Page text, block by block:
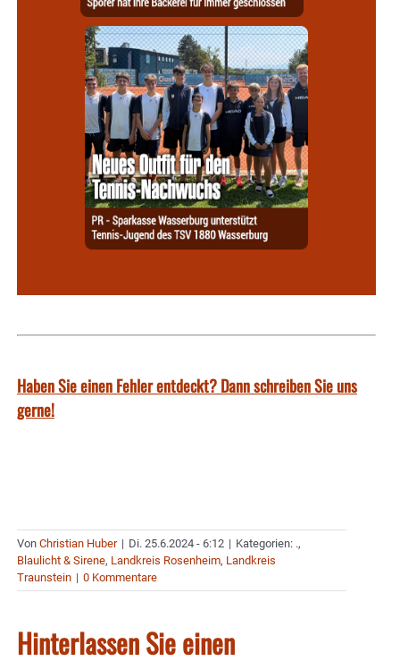
Haben Sie einen Fehler entdeckt? Dann schreiben Sie uns
gerne!
Von Christian Huber | Di. 25.6.2024 - 6:12 | Kategorien: .,
Blaulicht & Sirene, Landkreis Rosenheim, Landkreis
Traunstein | 0 Kommentare
Hinterlassen Sie einen